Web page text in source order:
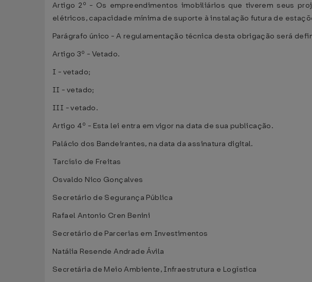
Artigo 2º - Os empreendimentos imobiliários que tiverem seus
elétricos, capacidade mínima de suporte à instalação futura de
Parágrafo único - A regulamentação técnica desta obrigação será
Artigo 3º - Vetado.
I - vetado;
II - vetado;
III - vetado.
Artigo 4º - Esta lei entra em vigor na data de sua publicação.
Palácio dos Bandeirantes, na data da assinatura digital.
Tarcísio de Freitas
Osvaldo Nico Gonçalves
Secretário de Segurança Pública
Rafael Antonio Cren Benini
Secretário de Parcerias em Investimentos
Natália Resende Andrade Ávila
Secretária de Meio Ambiente, Infraestrutura e Logística